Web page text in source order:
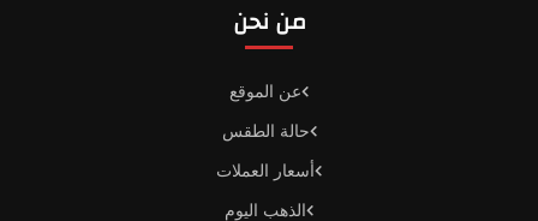
من نحن
عن الموقع
حالة الطقس
أسعار العملات
الذهب اليوم